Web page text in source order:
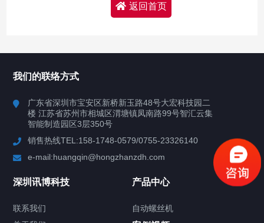
返回首页
我们的联络方式
广东省深圳市宝安区新桥新玉路48号大宏科技园二
楼 江苏省苏州市相城区渭塘镇凤南路99号智汇云集
智能制造园区3层350号
销售热线TEL:158-1748-0579/0755-23326140
e-mail:huangqin@hongzhanzdh.com
深圳讯博科技
联系我们
产品中心
自动螺丝机